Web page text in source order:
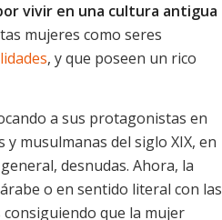
vivir en una cultura antigua
mujeres como seres
, y que poseen un rico
a sus protagonistas en
musulmanas del siglo XIX, en
desnudas. Ahora, la
o en sentido literal con las
consiguiendo que la mujer